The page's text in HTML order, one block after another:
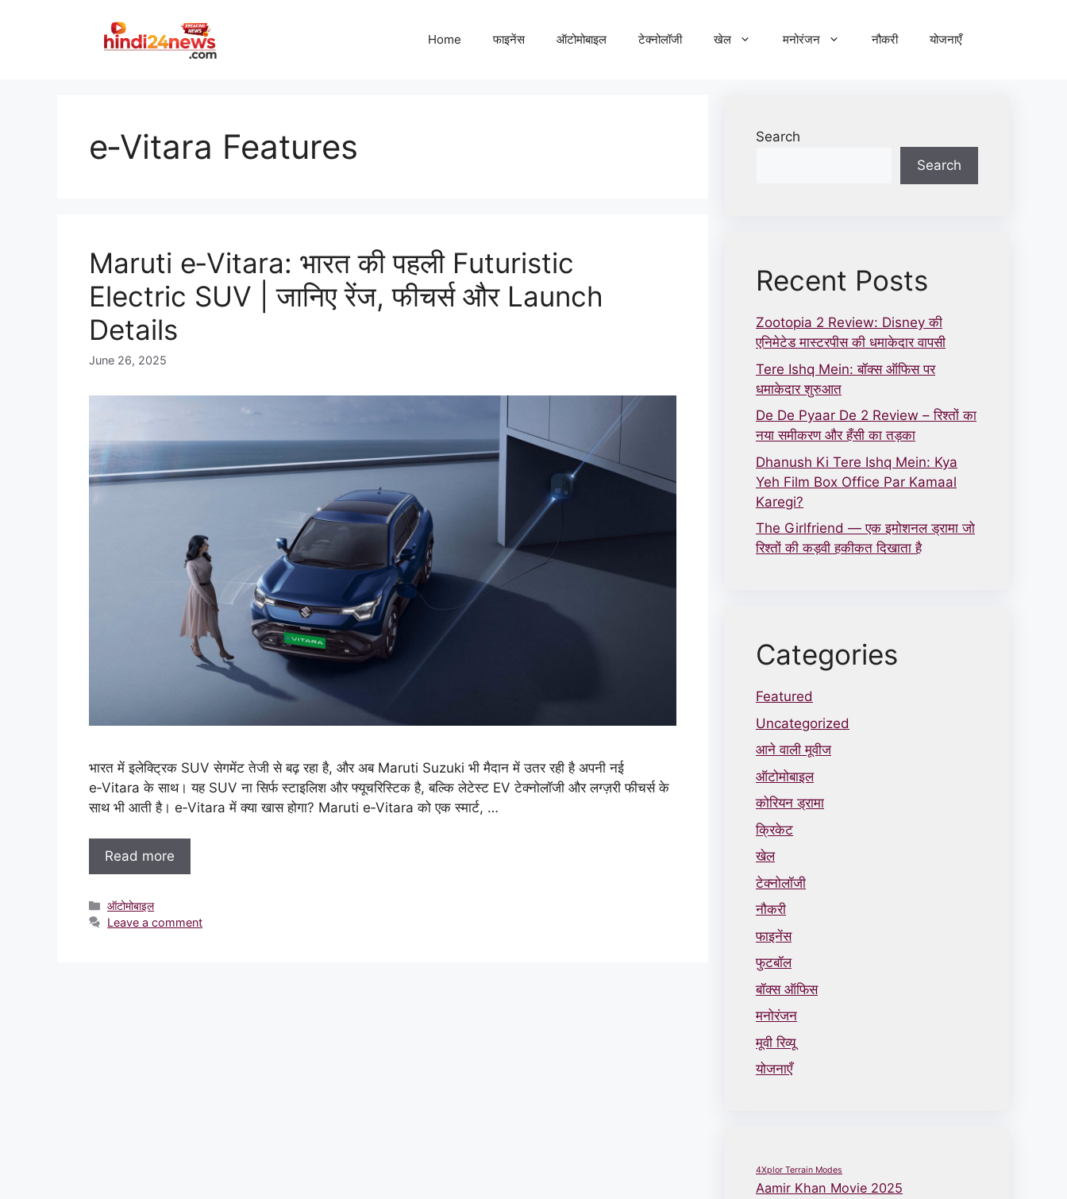
Home फाइनेंस ऑटोमोबाइल टेक्नोलॉजी खेल मनोरंजन नौकरी योजनाएँ
e‑Vitara Features
Maruti e‑Vitara: भारत की पहली Futuristic
Electric SUV | जानिए रेंज, फीचर्स और Launch
Details
June 26, 2025
भारत में इलेक्ट्रिक SUV सेगमेंट तेजी से बढ़ रहा है, और अब Maruti Suzuki भी मैदान में उतर रही है अपनी नई
e‑Vitara के साथ। यह SUV ना सिर्फ स्टाइलिश और फ्यूचरिस्टिक है, बल्कि लेटेस्ट EV टेक्नोलॉजी और लग्ज़री फीचर्स के
साथ भी आती है। e‑Vitara में क्या खास होगा? Maruti e‑Vitara को एक स्मार्ट, …
Read more
Categories
ऑटोमोबाइल
Leave a comment
Search
Search
Recent Posts
Zootopia 2 Review: Disney की
एनिमेटेड मास्टरपीस की धमाकेदार वापसी
Tere Ishq Mein: बॉक्स ऑफिस पर
धमाकेदार शुरुआत
De De Pyaar De 2 Review – रिश्तों का
नया समीकरण और हँसी का तड़का
Dhanush Ki Tere Ishq Mein: Kya
Yeh Film Box Office Par Kamaal
Karegi?
The Girlfriend — एक इमोशनल ड्रामा जो
रिश्तों की कड़वी हकीकत दिखाता है
Categories
Featured
Uncategorized
आने वाली मूवीज
ऑटोमोबाइल
कोरियन ड्रामा
क्रिकेट
खेल
टेक्नोलॉजी
नौकरी
फाइनेंस
फुटबॉल
बॉक्स ऑफिस
मनोरंजन
मूवी रिव्यू
योजनाएँ
4Xplor Terrain Modes
Aamir Khan Movie 2025